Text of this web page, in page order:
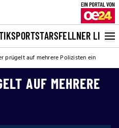
SPORTSTARSFELLNER LIVE
prügelt auf mehrere Polizisten ein
AUF MEHRERE